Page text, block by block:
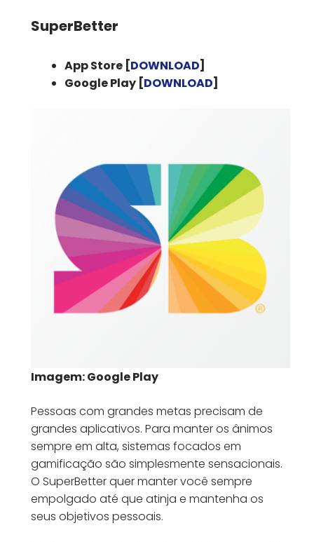
SuperBetter
App Store [DOWNLOAD]
Google Play [DOWNLOAD]
Imagem: Google Play
Pessoas com grandes metas precisam de
grandes aplicativos. Para manter os ânimos
sempre em alta, sistemas focados em
gamificação são simplesmente sensacionais.
O SuperBetter quer manter você sempre
empolgado até que atinja e mantenha os
seus objetivos pessoais.